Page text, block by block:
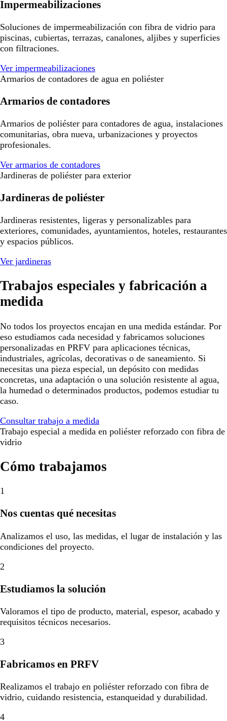
Impermeabilizaciones
Soluciones de impermeabilización con fibra de vidrio para
piscinas, cubiertas, terrazas, canalones, aljibes y superficies
con filtraciones.
Ver impermeabilizaciones
Armarios de contadores de agua en poliéster
Armarios de contadores
Armarios de poliéster para contadores de agua, instalaciones
comunitarias, obra nueva, urbanizaciones y proyectos
profesionales.
Ver armarios de contadores
Jardineras de poliéster para exterior
Jardineras de poliéster
Jardineras resistentes, ligeras y personalizables para
exteriores, comunidades, ayuntamientos, hoteles, restaurantes
y espacios públicos.
Ver jardineras
Trabajos especiales y fabricación a
medida
No todos los proyectos encajan en una medida estándar. Por
eso estudiamos cada necesidad y fabricamos soluciones
personalizadas en PRFV para aplicaciones técnicas,
industriales, agrícolas, decorativas o de saneamiento. Si
necesitas una pieza especial, un depósito con medidas
concretas, una adaptación o una solución resistente al agua,
la humedad o determinados productos, podemos estudiar tu
caso.
Consultar trabajo a medida
Trabajo especial a medida en poliéster reforzado con fibra de
vidrio
Cómo trabajamos
1
Nos cuentas qué necesitas
Analizamos el uso, las medidas, el lugar de instalación y las
condiciones del proyecto.
2
Estudiamos la solución
Valoramos el tipo de producto, material, espesor, acabado y
requisitos técnicos necesarios.
3
Fabricamos en PRFV
Realizamos el trabajo en poliéster reforzado con fibra de
vidrio, cuidando resistencia, estanqueidad y durabilidad.
4